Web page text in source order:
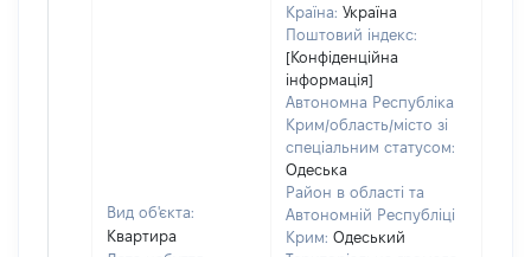
Вид об'єкта:
Квартира
Країна: Україна
Поштовий індекс:
[Конфіденційна
інформація]
Автономна Республіка
Крим/область/місто зі
спеціальним статусом:
Одеська
Район в області та
Автономній Республіці
Крим: Одеський